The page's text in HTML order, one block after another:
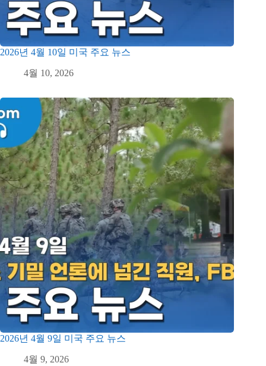
2026년 4월 10일 미국 주요 뉴스
4월 10, 2026
2026년 4월 9일 미국 주요 뉴스
4월 9, 2026